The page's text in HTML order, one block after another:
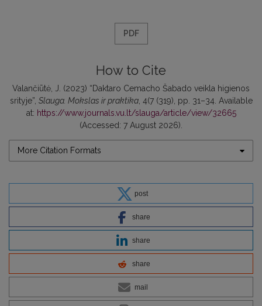
PDF
How to Cite
Valančiūtė, J. (2023) “Daktaro Cemacho Šabado veikla higienos
srityje”, Slauga. Mokslas ir praktika, 4(7 (319), pp. 31–34. Available
at: https://www.journals.vu.lt/slauga/article/view/32665
(Accessed: 7 August 2026).
More Citation Formats
post
share
share
share
mail